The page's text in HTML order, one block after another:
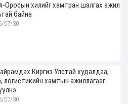
Оросын хилийг хамтран шалгах ажил
байна
07/30
Киргиз Улстай худалдаа,
логистикийн хамтын ажиллагааг
07/30